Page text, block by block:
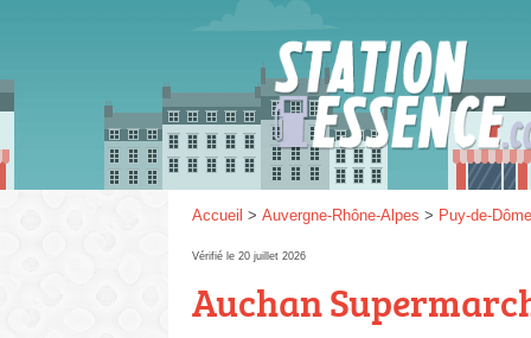
Accueil > Auvergne-Rhône-Alpes > Puy-de-Dôme
Vérifié le 20 juillet 2026
Auchan
SP
SP